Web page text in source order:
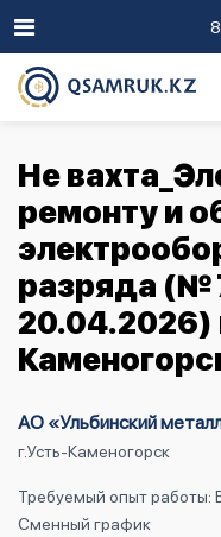
Не
ремонту и
разряда (№
20.04.2026)
АО «Ульбинский
г.Усть-Каменогорск
Требуемый опыт работы:
Сменный график